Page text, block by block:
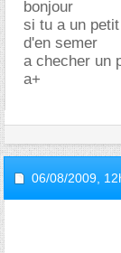
bonjour
si tu a un
d'en semer
a checher un
a+
06/08/2009,